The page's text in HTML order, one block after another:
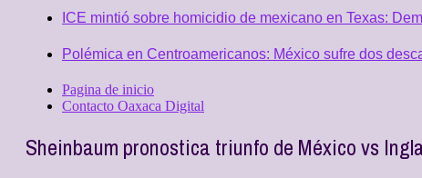
ICE mintió sobre homicidio de mexicano en Texas:
Polémica en Centroamericanos: México sufre dos
Pagina de inicio
Contacto Oaxaca Digital
Sheinbaum pronostica triunfo de México vs